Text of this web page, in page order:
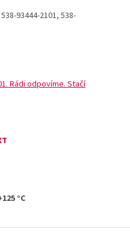
93444-2101, 538-
Rádi odpovíme. Stačí
°C